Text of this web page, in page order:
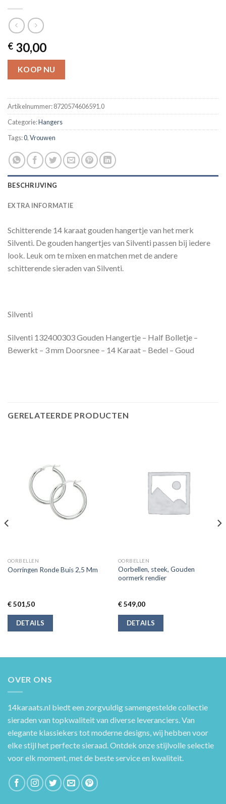
€ 30,00
KOOP NU
Artikelnummer:8720574606591.0
Categorie:Hangers
Tags:0,Vrouwen
BESCHRIJVING
EXTRA INFORMATIE
Schitterende 14 karaat gouden hangertje van het merk
Silventi. De gouden hangertjes van Silventi passen bij iedere
look. Leuk om te mixen en matchen met de andere
schitterende sieraden van Silventi.
Silventi
Silventi 132400303 Gouden Hangertje – Half Bolletje –
Bewerkt – 3 mm Doorsnee – 14 Karaat – Bedel – Goud
GERELATEERDE PRODUCTEN
OORBELLEN
Oorringen Ronde Buis 2,5 Mm
€501,50
DETAILS
OORBELLEN
Oorbellen, steek, Gouden
oormerk rendier
€549,00
DETAILS
OVER ONS
14karaats.nl biedt een zorgvuldig samengestelde collectie
sieraden van topkwaliteit van diverse leveranciers. Van
elegante klassiekers tot moderne designs, wij hebben voor
elke stijl het perfecte sieraad. Ontdek onze stijlvolle selectie
voor elk moment, met de beste service en kwaliteit.